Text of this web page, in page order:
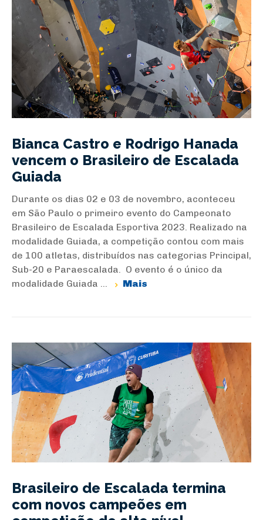
Bianca Castro e Rodrigo Hanada
vencem o Brasileiro de Escalada
Guiada
Durante os dias 02 e 03 de novembro, aconteceu
em São Paulo o primeiro evento do Campeonato
Brasileiro de Escalada Esportiva 2023. Realizado na
modalidade Guiada, a competição contou com mais
de 100 atletas, distribuídos nas categorias Principal,
Sub-20 e Paraescalada. O evento é o único da
modalidade Guiada ...
Mais
Brasileiro de Escalada termina
com novos campeões em